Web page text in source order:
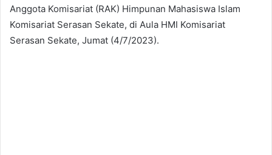
Anggota Komisariat (RAK) Himpunan Mahasiswa Islam
Komisariat Serasan Sekate, di Aula HMI Komisariat
Serasan Sekate, Jumat (4/7/2023).